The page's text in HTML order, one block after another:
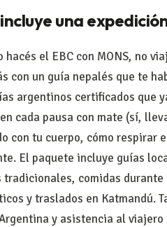
una
hacés el EBC con MONS, no
con un guía nepalés que te
argentinos certificados que
cada pausa con mate (sí,
con tu cuerpo, cómo respirar
El paquete incluye guías
tradicionales, comidas
y traslados en Katmandú.
y asistencia al